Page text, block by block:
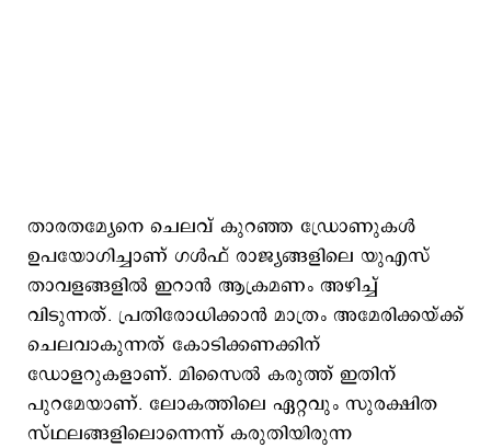
താരതമ്യേനെ ചെലവ് കുറഞ്ഞ ഡ്രോണുകള്‍
ഉപയോഗിച്ചാണ് ഗള്‍ഫ് രാജ്യങ്ങളിലെ യുഎസ്
താവളങ്ങളില്‍ ഇറാന്‍ ആക്രമണം അഴിച്ച്
വിടുന്നത്. പ്രതിരോധിക്കാന്‍ മാത്രം അമേരിക്കയ്ക്ക്
ചെലവാകുന്നത് കോടിക്കണക്കിന്
ഡോളറുകളാണ്. മിസൈല്‍ കരുത്ത് ഇതിന്
പുറമേയാണ്. ലോകത്തിലെ ഏറ്റവും സുരക്ഷിത
സ്ഥലങ്ങളിലൊന്നെന്ന് കരുതിയിരുന്ന